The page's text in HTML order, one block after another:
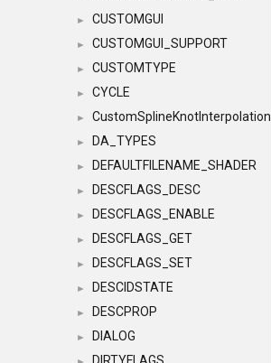
► CUSTOMGUI
► CUSTOMGUI_SUPPORT
► CUSTOMTYPE
► CYCLE
► CustomSplineKnotInterpolation
► DA_TYPES
► DEFAULTFILENAME_SHADER
► DESCFLAGS_DESC
► DESCFLAGS_ENABLE
► DESCFLAGS_GET
► DESCFLAGS_SET
► DESCIDSTATE
► DESCPROP
► DIALOG